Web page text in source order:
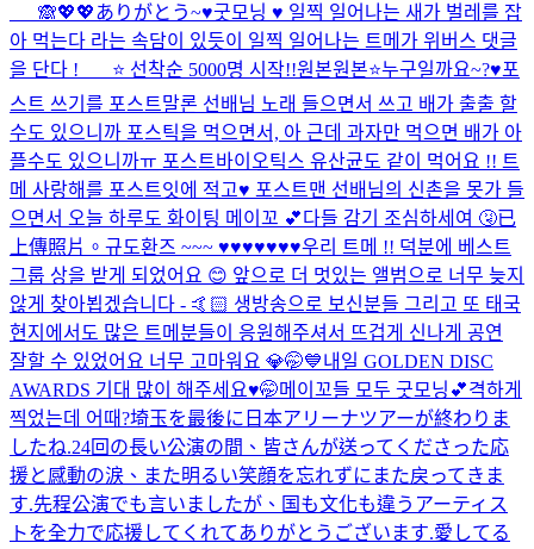
___🙈💖💖ありがとう~♥️굿모닝 ♥️ 일찍 일어나는 새가 벌레를 잡
아 먹는다 라는 속담이 있듯이 일찍 일어나는 트메가 위버스 댓글
을 단다 ! ___⭐️ 선착순 5000명 시작!!원본원본⭐️누구일까요~?♥️포
스트 쓰기를 포스트말론 선배님 노래 들으면서 쓰고 배가 출출 할
수도 있으니까 포스틱을 먹으면서, 아 근데 과자만 먹으면 배가 아
플수도 있으니까ㅠ 포스트바이오틱스 유산균도 같이 먹어요 !! 트
메 사랑해를 포스트잇에 적고♥️ 포스트맨 선배님의 신촌을 못가 들
으면서 오늘 하루도 화이팅 메이꼬 💕다들 감기 조심하세여 🤧已
上傳照片。 규도환즈 ~~~ ♥️♥️♥️♥️♥️♥️♥️우리 트메 !! 덕분에 베스트
그룹 상을 받게 되었어요 😊 앞으로 더 멋있는 앨범으로 너무 늦지
않게 찾아뵙겠습니다 - 🤙🏻 생방송으로 보신분들 그리고 또 태국
현지에서도 많은 트메분들이 응원해주셔서 뜨겁게 신나게 공연
잘할 수 있었어요 너무 고마워요 💎🤭💙내일 GOLDEN DISC
AWARDS 기대 많이 해주세요♥️🤭메이꼬들 모두 굿모닝💕격하게
찍었는데 어때?埼玉を最後に日本アリーナツアーが終わりま
したね.24回の長い公演の間、皆さんが送ってくださった応
援と感動の涙、また明るい笑顔を忘れずにまた戻ってきま
す.先程公演でも言いましたが、国も文化も違うアーティス
トを全力で応援してくれてありがとうございます.愛してる